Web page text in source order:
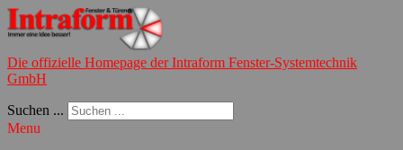
Die offizielle Homepage der Intraform Fenster-Systemtechnik
GmbH
Suchen ...
Menu